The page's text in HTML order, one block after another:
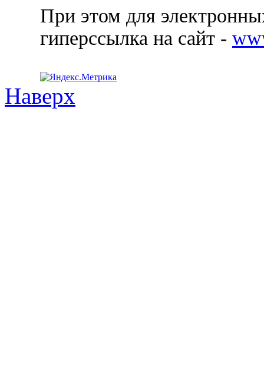
При этом для
гиперссылка на сайт -
Наверх